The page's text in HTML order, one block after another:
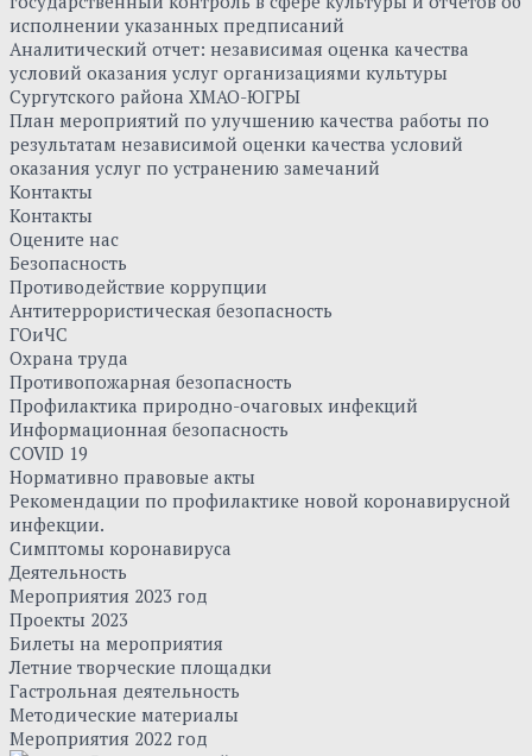
исполнении указанных предписаний
Аналитический отчет: независимая оценка качества
условий оказания услуг организациями культуры
Сургутского района ХМАО-ЮГРЫ
План мероприятий по улучшению качества работы по
результатам независимой оценки качества условий
оказания услуг по устранению замечаний
Контакты
Контакты
Оцените нас
Безопасность
Противодействие коррупции
Антитеррористическая безопасность
ГОиЧС
Охрана труда
Противопожарная безопасность
Профилактика природно-очаговых инфекций
Информационная безопасность
COVID 19
Нормативно правовые акты
Рекомендации по профилактике новой коронавирусной
инфекции.
Симптомы коронавируса
Деятельность
Мероприятия 2023 год
Проекты 2023
Билеты на мероприятия
Летние творческие площадки
Гастрольная деятельность
Методические материалы
Мероприятия 2022 год